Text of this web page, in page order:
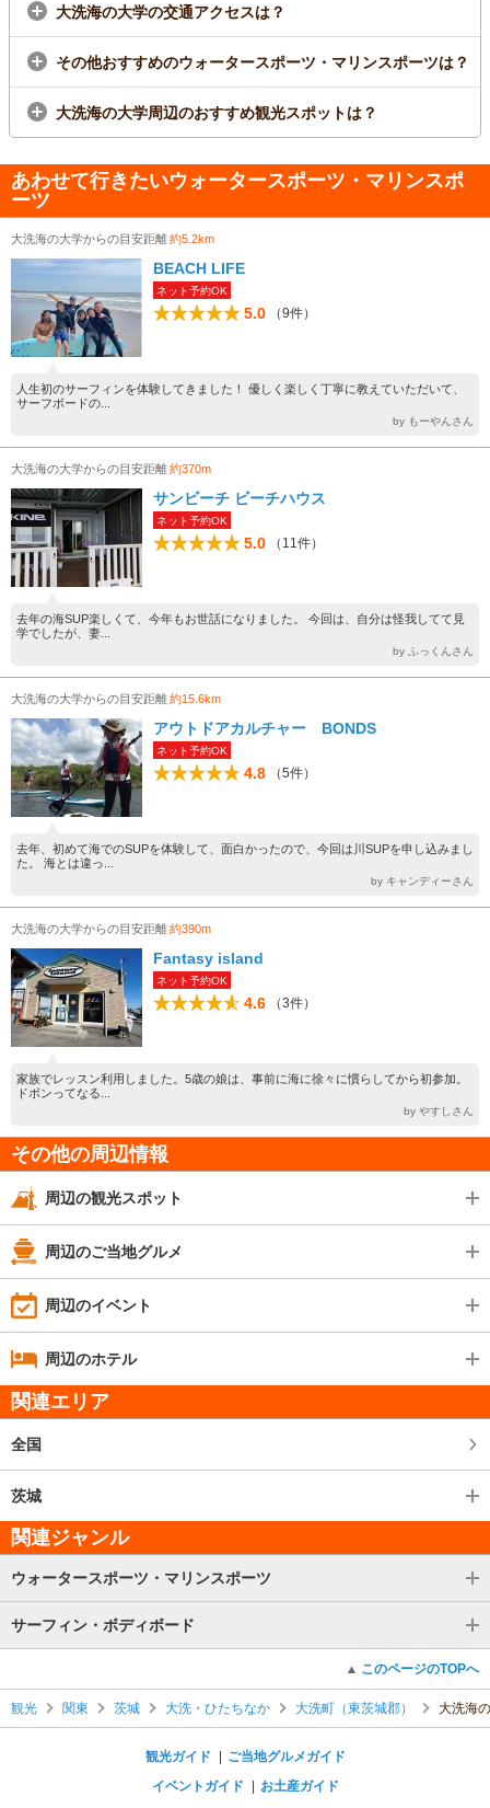
大洗海の大学の交通アクセスは？
その他おすすめのウォータースポーツ・マリンスポーツは？
大洗海の大学周辺のおすすめ観光スポットは？
あわせて行きたいウォータースポーツ・マリンスポ
ーツ
大洗海の大学からの目安距離約5.2km
BEACH LIFE
ネット予約OK
5.0 （9件）
人生初のサーフィンを体験してきました！ 優しく楽しく丁寧に教えていただいて、
サーフボードの...
by もーやんさん
大洗海の大学からの目安距離約370m
サンビーチ ビーチハウス
ネット予約OK
5.0 （11件）
去年の海SUP楽しくて、今年もお世話になりました。 今回は、自分は怪我してて見
学でしたが、妻...
by ふっくんさん
大洗海の大学からの目安距離約15.6km
アウトドアカルチャー BONDS
ネット予約OK
4.8 （5件）
去年、初めて海でのSUPを体験して、面白かったので、今回は川SUPを申し込みまし
た。 海とは違っ...
by キャンディーさん
大洗海の大学からの目安距離約390m
Fantasy island
ネット予約OK
4.6 （3件）
家族でレッスン利用しました。5歳の娘は、事前に海に徐々に慣らしてから初参加。
ドボンってなる...
by やすしさん
その他の周辺情報
周辺の観光スポット
周辺のご当地グルメ
周辺のイベント
周辺のホテル
関連エリア
全国
茨城
関連ジャンル
ウォータースポーツ・マリンスポーツ
サーフィン・ボディボード
このページのTOPへ
観光 関東 茨城 大洗・ひたちなか 大洗町（東茨城郡） 大洗海
観光ガイド
ご当地グルメガイド
イベントガイド
お土産ガイド